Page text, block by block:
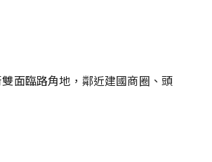
面臨路角地，鄰近建國商圈、頭